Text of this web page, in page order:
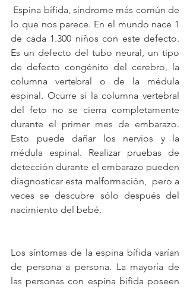
lo que nos parece. En el mundo nace 1
de cada 1.300 niños con este defecto.
Es un defecto del tubo neural, un tipo
de defecto congénito del cerebro, la
columna vertebral o de la médula
espinal. Ocurre si la columna vertebral
del feto no se cierra completamente
durante el primer mes de embarazo.
Esto puede dañar los nervios y la
médula espinal. Realizar pruebas de
detección durante el embarazo pueden
diagnosticar esta malformación,  pero a
veces se descubre sólo después del
nacimiento del bebé.
Los síntomas de la espina bífida varían
de persona a persona. La mayoría de
las personas con espina bífida poseen